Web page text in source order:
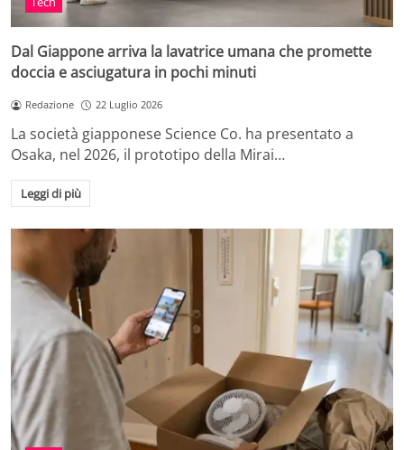
Dal Giappone arriva la lavatrice umana che promette
doccia e asciugatura in pochi minuti
Redazione 22 Luglio 2026
La società giapponese Science Co. ha presentato a
Osaka, nel 2026, il prototipo della Mirai…
Leggi di più